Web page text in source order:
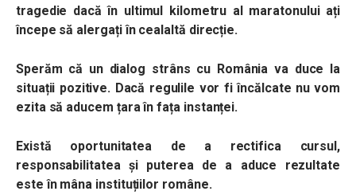
tragedie dacă în ultimul kilometru al maratonului ați
începe să alergați în cealaltă direcție.
Sperăm că un dialog strâns cu România va duce la
situații pozitive. Dacă regulile vor fi încălcate nu vom
ezita să aducem țara în fața instanței.
Există oportunitatea de a rectifica cursul,
responsabilitatea și puterea de a aduce rezultate
este în mâna instituțiilor române.